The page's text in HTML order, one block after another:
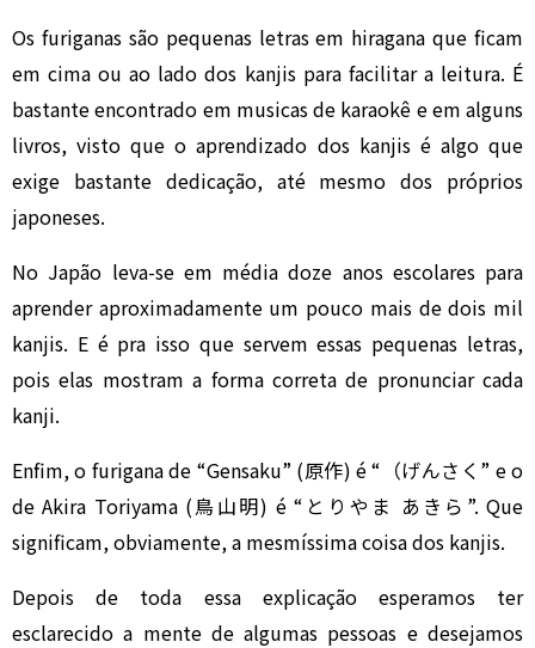
Os furiganas são pequenas letras em hiragana que ficam
em cima ou ao lado dos kanjis para facilitar a leitura. É
bastante encontrado em musicas de karaokê e em alguns
livros, visto que o aprendizado dos kanjis é algo que
exige bastante dedicação, até mesmo dos próprios
japoneses.
No Japão leva-se em média doze anos escolares para
aprender aproximadamente um pouco mais de dois mil
kanjis. E é pra isso que servem essas pequenas letras,
pois elas mostram a forma correta de pronunciar cada
kanji.
Enfim, o furigana de “Gensaku” (原作) é “（げんさく” e o
de Akira Toriyama (鳥山明) é “とりやま あきら”. Que
significam, obviamente, a mesmíssima coisa dos kanjis.
Depois de toda essa explicação esperamos ter
esclarecido a mente de algumas pessoas e desejamos